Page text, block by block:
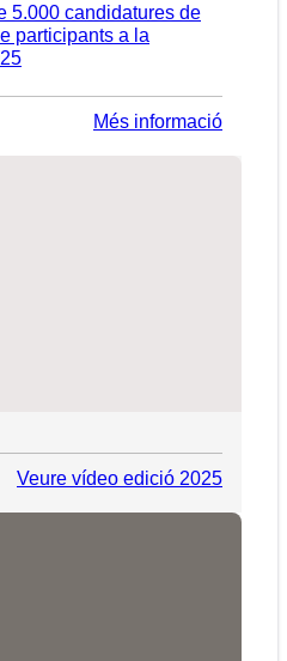
5.000 candidatures de
participants a la
Més informació
Veure vídeo edició 2025